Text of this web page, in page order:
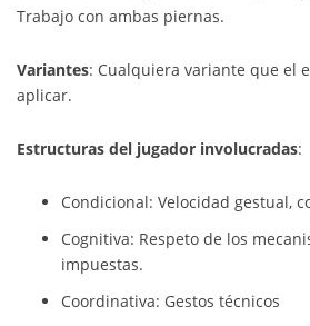
Trabajo con ambas piernas.
Variantes: Cualquiera variante que el
aplicar.
Estructuras del jugador involucradas:
Condicional: Velocidad gestual,
Cognitiva: Respeto de los
impuestas.
Coordinativa: Gestos técnicos